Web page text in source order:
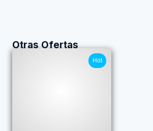
Otras Ofertas
Hot